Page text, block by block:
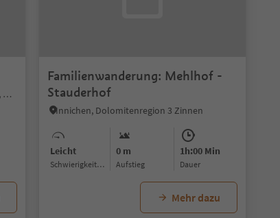
Wolkenstein/Sëlva, Wolkenstein Gröden, Dolomitenregion Gröden
Familienwanderung: Mehlhof -
Stauderhof
Innichen, Dolomitenregion 3 Zinnen
Leicht
Schwierigkeitsgrad
0 m
Aufstieg
1h:00 Min
Dauer
Mehr dazu